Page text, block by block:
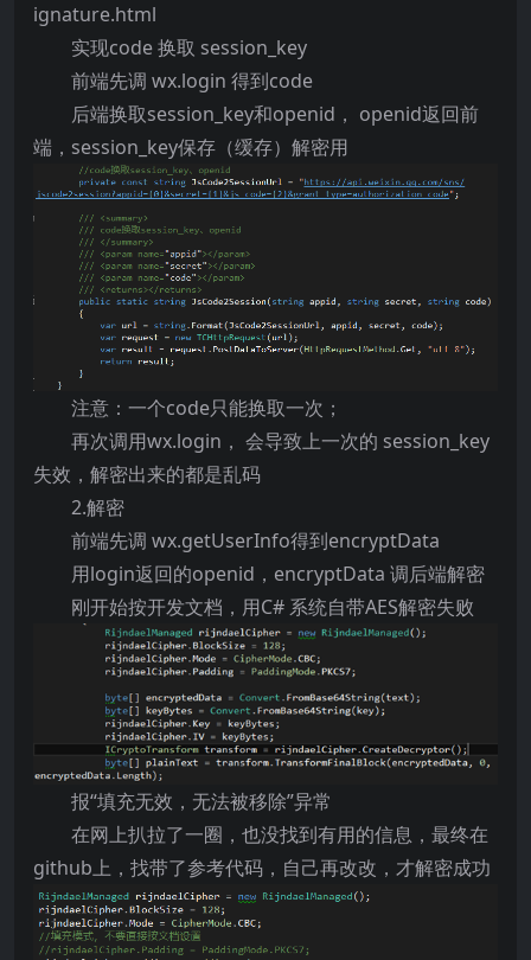
ignature.html
实现code 换取 session_key
前端先调 wx.login 得到code
后端换取session_key和openid， openid返回前
端，session_key保存（缓存）解密用
注意：一个code只能换取一次；
再次调用wx.login， 会导致上一次的 session_key
失效，解密出来的都是乱码
2.解密
前端先调 wx.getUserInfo得到encryptData
用login返回的openid，encryptData 调后端解密
刚开始按开发文档，用C# 系统自带AES解密失败
报“填充无效，无法被移除”异常
在网上扒拉了一圈，也没找到有用的信息，最终在
github上，找带了参考代码，自己再改改，才解密成功